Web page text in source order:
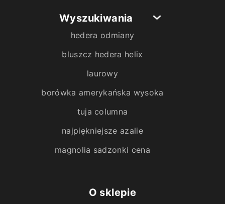
Wyszukiwania
hedera odmiany
bluszcz hedera helix
laurowy
borówka amerykańska wysoka
tuja columna
najpiękniejsze azalie
magnolia sadzonki cena
O sklepie